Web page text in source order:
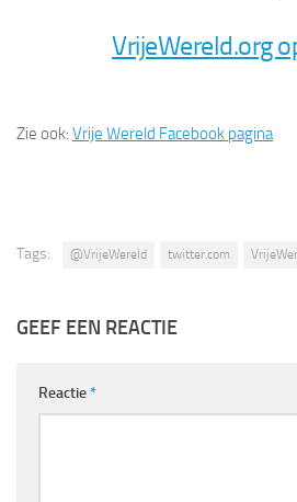
VrijeWereld.org
Zie ook: Vrije Wereld Facebook pagina
Tags: @VrijeWereld twitter.com
GEEF EEN REACTIE
Reactie*